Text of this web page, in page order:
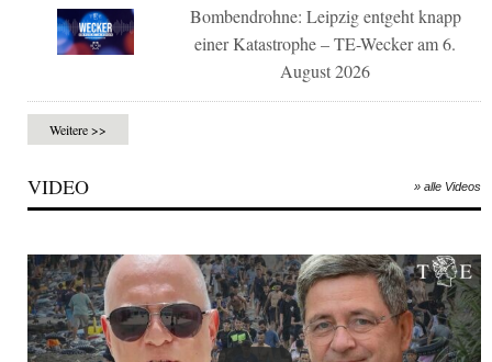
Bombendrohne: Leipzig entgeht knapp
einer Katastrophe – TE-Wecker am 6.
August 2026
Weitere >>
VIDEO » alle Videos